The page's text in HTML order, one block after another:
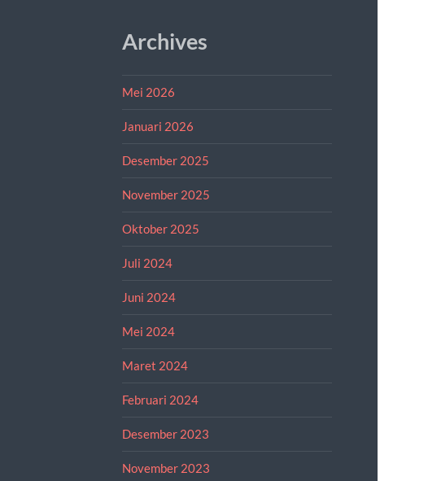
Archives
Mei 2026
Januari 2026
Desember 2025
November 2025
Oktober 2025
Juli 2024
Juni 2024
Mei 2024
Maret 2024
Februari 2024
Desember 2023
November 2023